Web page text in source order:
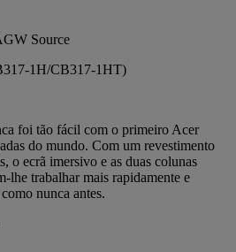
1H/CB317-1HT)
foi tão fácil com o primeiro Acer
do mundo. Com um revestimento
o ecrã imersivo e as duas colunas
lhe trabalhar mais rapidamente e
nunca antes.